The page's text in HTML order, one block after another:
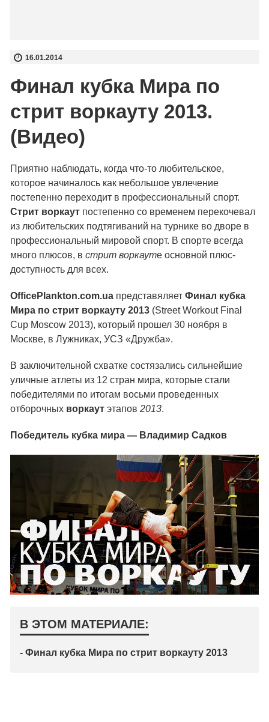
16.01.2014
Финал кубка Мира по
стрит воркауту 2013.
(Видео)
Приятно наблюдать, когда что-то любительское,
которое начиналось как небольшое увлечение
постепенно переходит в профессиональный спорт.
Стрит воркаут постепенно со временем перекочевал
из любительских подтягиваний на турнике во дворе в
профессиональный мировой спорт. В спорте всегда
много плюсов, в стрит воркауте основной плюс-
доступность для всех.
OfficePlankton.com.ua представяляет Финал кубка
Мира по стрит воркауту 2013 (Street Workout Final
Cup Moscow 2013), который прошел 30 ноября в
Москве, в Лужниках, УСЗ «Дружба».
В заключительной схватке состязались сильнейшие
уличные атлеты из 12 стран мира, которые стали
победителями по итогам восьми проведенных
отборочных воркаут этапов 2013.
Победитель кубка мира — Владимир Садков
В ЭТОМ МАТЕРИАЛЕ:
- Финал кубка Мира по стрит воркауту 2013